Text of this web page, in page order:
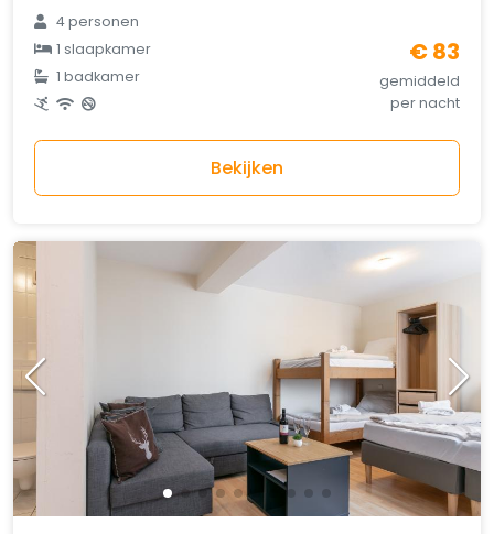
4 personen
1 slaapkamer
1 badkamer
€ 83
gemiddeld
per nacht
Bekijken